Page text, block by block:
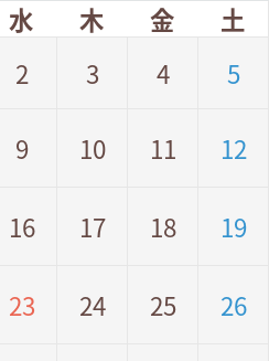
水 木 金
土
2 3 4
5
9 10 11
12
16 17 18 19
23 24 25 26